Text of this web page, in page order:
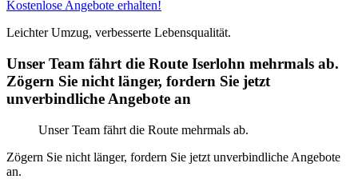
Kostenlose Angebote erhalten!
Leichter Umzug, verbesserte Lebensqualität.
Unser Team fährt die Route Iserlohn mehrmals ab.
Zögern Sie nicht länger, fordern Sie jetzt
unverbindliche Angebote an
Unser Team fährt die Route mehrmals ab.
Zögern Sie nicht länger, fordern Sie jetzt unverbindliche Angebote
an.